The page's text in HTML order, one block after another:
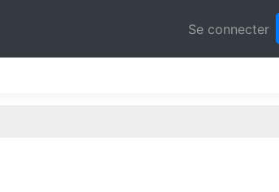
Se connecter